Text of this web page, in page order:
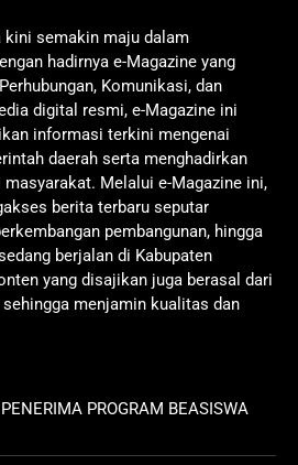
kini semakin maju dalam
hadirnya e-Magazine yang
Komunikasi, dan
digital resmi, e-Magazine ini
informasi terkini mengenai
daerah serta menghadirkan
Melalui e-Magazine ini,
berita terbaru seputar
pembangunan, hingga
berjalan di Kabupaten
yang disajikan juga berasal dari
menjamin kualitas dan
PROGRAM BEASISWA